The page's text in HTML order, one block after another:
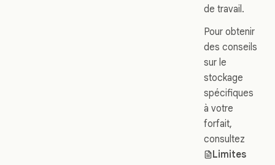
de travail.
Pour obtenir
des conseils
sur le
stockage
spécifiques
à votre
forfait,
consultez
Limites